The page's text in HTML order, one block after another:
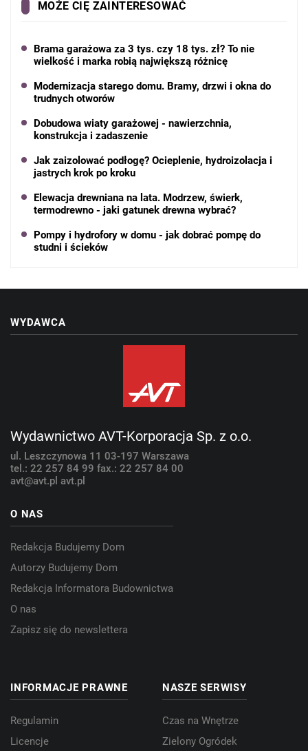
MOŻE CIĘ ZAINTERESOWAĆ
Brama garażowa za 3 tys. czy 18 tys. zł? To nie
wielkość i marka robią największą różnicę
Modernizacja starego domu. Bramy, drzwi i okna do
trudnych otworów
Dobudowa wiaty garażowej - nawierzchnia,
konstrukcja i zadaszenie
Jak zaizolować podłogę? Ocieplenie, hydroizolacja i
jastrych krok po kroku
Elewacja drewniana na lata. Modrzew, świerk,
termodrewno - jaki gatunek drewna wybrać?
Pompy i hydrofory w domu - jak dobrać pompę do
studni i ścieków
WYDAWCA
Wydawnictwo AVT-Korporacja Sp. z o.o.
ul. Leszczynowa 11 03-197 Warszawa
tel.: 22 257 84 99 fax.: 22 257 84 00
avt@avt.pl avt.pl
O NAS
Redakcja Budujemy Dom
Autorzy Budujemy Dom
Redakcja Informatora Budownictwa
O nas
Zapisz się do newslettera
INFORMACJE PRAWNE
Regulamin
Licencje
NASZE SERWISY
Czas na Wnętrze
Zielony Ogródek